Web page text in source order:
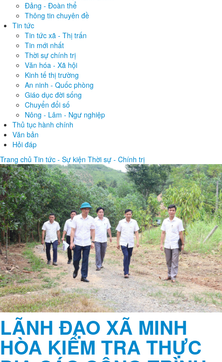
Phú Thọ 28°C
Trang chủ
Giới thiệu
Giới thiệu chung
Tổ chức bộ máy Hành chính
Đảng - Đoàn thể
Thông tin chuyên đề
Tin tức
Tin tức xã - Thị trấn
Tin mới nhất
Thời sự chính trị
Văn hóa - Xã hội
Kinh tế thị trường
An ninh - Quốc phòng
Giáo dục đời sống
Chuyển đổi số
Nông - Lâm - Ngư nghiệp
Thủ tục hành chính
Văn bản
Hỏi đáp
Trang chủ Tin tức - Sự kiện Thời sự - Chính trị